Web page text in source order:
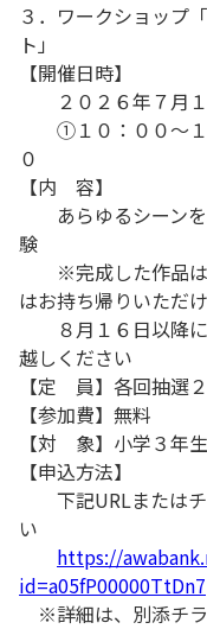
３．ワークショップ
ト」
【開催日時】
２０２６年７月１
①１０：００～１
０
【内 容】
あらゆるシーンを
験
※完成した作品は
はお持ち帰りいただ
８月１６日以降に
越しください
【定 員】各回抽選
【参加費】無料
【対 象】小学３年
【申込方法】
下記URLまたはチ
い
https://
id=a05fP00000TtDn7
※詳細は、別添チラ